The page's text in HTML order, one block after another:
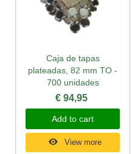
Caja de tapas
plateadas, 82 mm TO -
700 unidades
€ 94,95
Add to cart
View more